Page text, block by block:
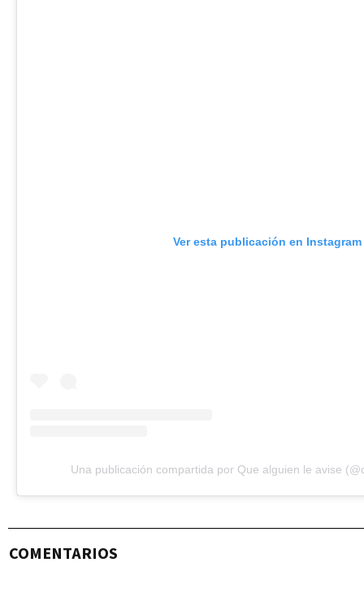
Ver esta publicación en Instagram
Una publicación compartida por Que alguien le avise
COMENTARIOS